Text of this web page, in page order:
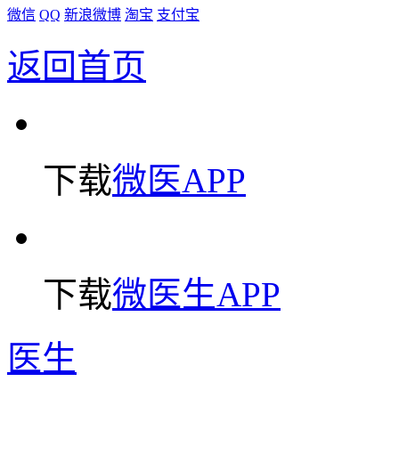
微信 QQ 新浪微博 淘宝 支付宝
返回首页
下载微医APP
下载微医生APP
医生